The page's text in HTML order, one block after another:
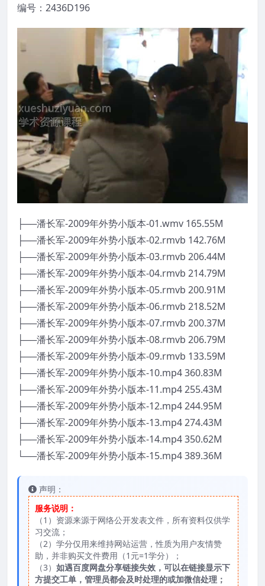
编号：2436D196
├──潘长军-2009年外势小版本-01.wmv 165.55M
├──潘长军-2009年外势小版本-02.rmvb 142.76M
├──潘长军-2009年外势小版本-03.rmvb 206.44M
├──潘长军-2009年外势小版本-04.rmvb 214.79M
├──潘长军-2009年外势小版本-05.rmvb 200.91M
├──潘长军-2009年外势小版本-06.rmvb 218.52M
├──潘长军-2009年外势小版本-07.rmvb 200.37M
├──潘长军-2009年外势小版本-08.rmvb 206.79M
├──潘长军-2009年外势小版本-09.rmvb 133.59M
├──潘长军-2009年外势小版本-10.mp4 360.83M
├──潘长军-2009年外势小版本-11.mp4 255.43M
├──潘长军-2009年外势小版本-12.mp4 244.95M
├──潘长军-2009年外势小版本-13.mp4 274.43M
├──潘长军-2009年外势小版本-14.mp4 350.62M
└──潘长军-2009年外势小版本-15.mp4 389.36M
声明：
服务说明：
（1）资源来源于网络公开发表文件，所有资料仅供学
习交流；
（2）学分仅用来维持网站运营，性质为用户友情赞
助，并非购买文件费用（1元=1学分）；
（3） 如遇百度网盘分享链接失效，可以在链接显示下
方提交工单，管理员都会及时处理的或加微信处理；